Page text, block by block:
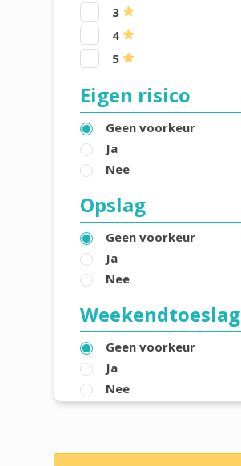
3
4
5
Eigen risico
Geen voorkeur
Ja
Nee
Opslag
Geen voorkeur
Ja
Nee
Weekendtoeslag
Geen voorkeur
Ja
Nee